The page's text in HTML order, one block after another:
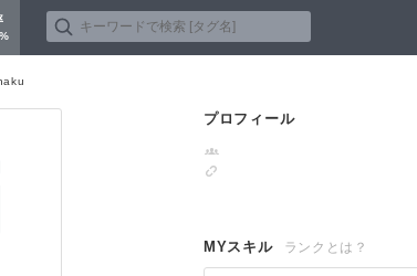
%
プロフィール
MYスキル ランクとは？